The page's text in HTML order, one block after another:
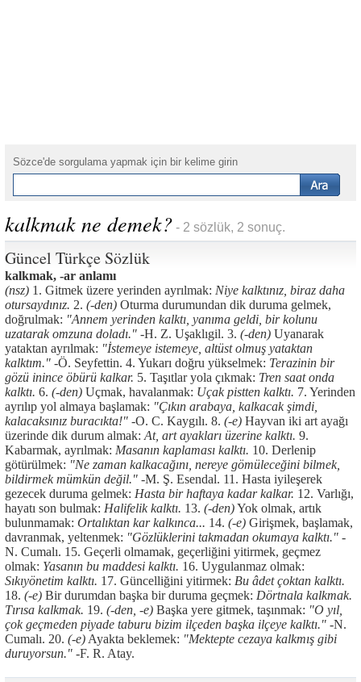
Sözce'de sorgulama yapmak için bir kelime girin
kalkmak ne demek? - 2 sözlük, 2 sonuç.
Güncel Türkçe Sözlük
kalkmak, -ar anlamı
(nsz) 1. Gitmek üzere yerinden ayrılmak: Niye kalktınız, biraz daha
otursaydınız. 2. (-den) Oturma durumundan dik duruma gelmek,
doğrulmak: "Annem yerinden kalktı, yanıma geldi, bir kolunu
uzatarak omzuna doladı." -H. Z. Uşaklıgil. 3. (-den) Uyanarak
yataktan ayrılmak: "İstemeye istemeye, altüst olmuş yataktan
kalktım." -Ö. Seyfettin. 4. Yukarı doğru yükselmek: Terazinin bir
gözü inince öbürü kalkar. 5. Taşıtlar yola çıkmak: Tren saat onda
kalktı. 6. (-den) Uçmak, havalanmak: Uçak pistten kalktı. 7. Yerinden
ayrılıp yol almaya başlamak: "Çıkın arabaya, kalkacak şimdi,
kalacaksınız buracıkta!" -O. C. Kaygılı. 8. (-e) Hayvan iki art ayağı
üzerinde dik durum almak: At, art ayakları üzerine kalktı. 9.
Kabarmak, ayrılmak: Masanın kaplaması kalktı. 10. Derlenip
götürülmek: "Ne zaman kalkacağını, nereye gömüleceğini bilmek,
bildirmek mümkün değil." -M. Ş. Esendal. 11. Hasta iyileşerek
gezecek duruma gelmek: Hasta bir haftaya kadar kalkar. 12. Varlığı,
hayatı son bulmak: Halifelik kalktı. 13. (-den)Yok olmak, artık
bulunmamak: Ortalıktan kar kalkınca... 14. (-e) Girişmek, başlamak,
davranmak, yeltenmek: "Gözlüklerini takmadan okumaya kalktı." -
N. Cumalı. 15. Geçerli olmamak, geçerliğini yitirmek, geçmez
olmak: Yasanın bu maddesi kalktı. 16. Uygulanmaz olmak:
Sıkıyönetim kalktı. 17. Güncelliğini yitirmek: Bu âdet çoktan kalktı.
18. (-e) Bir durumdan başka bir duruma geçmek: Dörtnala kalkmak.
Tırısa kalkmak. 19. (-den, -e) Başka yere gitmek, taşınmak: "O yıl,
çok geçmeden piyade taburu bizim ilçeden başka ilçeye kalktı." -N.
Cumalı. 20. (-e) Ayakta beklemek: "Mektepte cezaya kalkmış gibi
duruyorsun." -F. R. Atay.